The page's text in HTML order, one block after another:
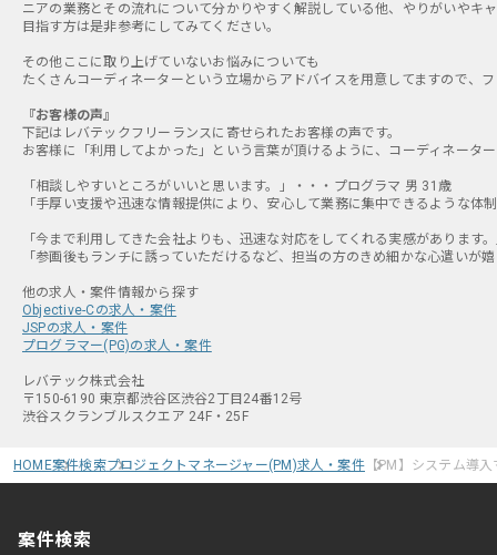
ニアの業務とその流れについて分かりやすく解説している他、やりがいや
目指す方は是非参考にしてみてください。
その他ここに取り上げていないお悩みについても
たくさんコーディネーターという立場からアドバイスを用意してますので、
『お客様の声』
下記はレバテックフリーランスに寄せられたお客様の声です。
お客様に「利用してよかった」という言葉が頂けるように、コーディネータ
「相談しやすいところがいいと思います。」・・・プログラマ 男 31歳
「手厚い支援や迅速な情報提供により、安心して業務に集中できるような
「今まで利用してきた会社よりも、迅速な対応をしてくれる実感があります
「参画後もランチに誘っていただけるなど、担当の方のきめ細かな心遣いが
Objective-Cの求人・案件
JSPの求人・案件
プログラマー(PG)の求人・案件
レバテック株式会社
〒150-6190 東京都渋谷区渋谷2丁目24番12号
渋谷スクランブルスクエア 24F・25F
HOME案件検索プロジェクトマネージャー(PM)求人・案件【PM】システム導
案件検索